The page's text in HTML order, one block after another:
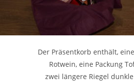
Der Präsentkorb enthält,
Rotwein, eine Packung
zwei längere Riegel